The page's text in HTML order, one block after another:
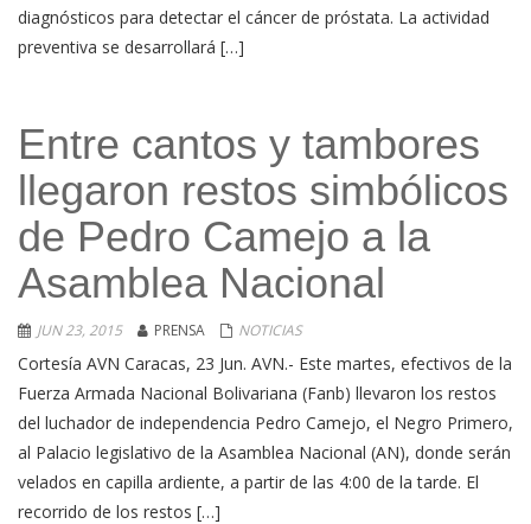
diagnósticos para detectar el cáncer de próstata. La actividad
preventiva se desarrollará […]
Entre cantos y tambores
llegaron restos simbólicos
de Pedro Camejo a la
Asamblea Nacional
JUN 23, 2015 PRENSA NOTICIAS
Cortesía AVN Caracas, 23 Jun. AVN.- Este martes, efectivos de la
Fuerza Armada Nacional Bolivariana (Fanb) llevaron los restos
del luchador de independencia Pedro Camejo, el Negro Primero,
al Palacio legislativo de la Asamblea Nacional (AN), donde serán
velados en capilla ardiente, a partir de las 4:00 de la tarde. El
recorrido de los restos […]